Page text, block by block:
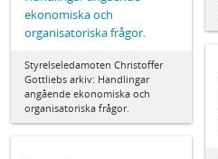
ekonomiska och
organisatoriska frågor.
Styrelseledamoten Christoffer
Gottliebs arkiv: Handlingar
angående ekonomiska och
organisatoriska frågor.